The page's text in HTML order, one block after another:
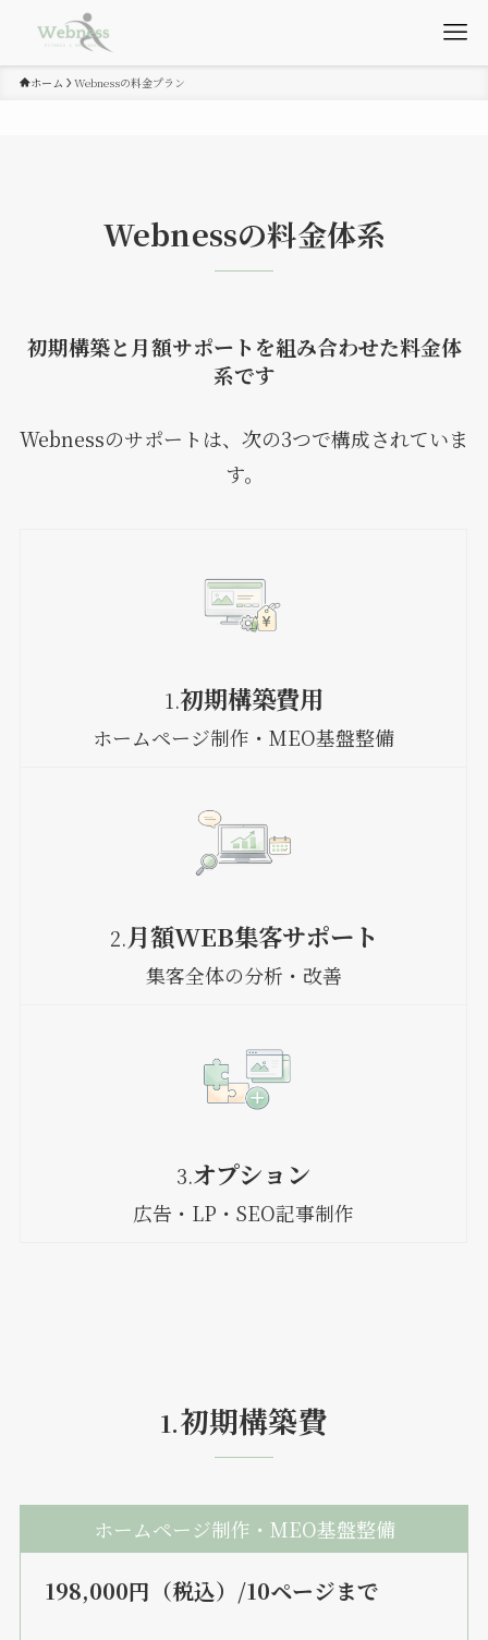
ホーム Webnessの料金プラン
Webnessの料金体系
初期構築と月額サポートを組み合わせた料金体
系です
Webnessのサポートは、次の3つで構成されていま
す。
1.初期構築費用
ホームページ制作・MEO基盤整備
2.月額WEB集客サポート
集客全体の分析・改善
3.オプション
広告・LP・SEO記事制作
1.初期構築費
ホームページ制作・MEO基盤整備
198,000円（税込）/10ページまで